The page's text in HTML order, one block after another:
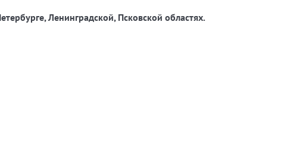
Ленинградской, Псковской областях.